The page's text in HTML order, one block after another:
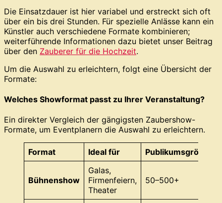
Die Einsatzdauer ist hier variabel und erstreckt sich oft
über ein bis drei Stunden. Für spezielle Anlässe kann ein
Künstler auch verschiedene Formate kombinieren;
weiterführende Informationen dazu bietet unser Beitrag
über den Zauberer für die Hochzeit.
Um die Auswahl zu erleichtern, folgt eine Übersicht der
Formate:
Welches Showformat passt zu Ihrer Veranstaltung?
Ein direkter Vergleich der gängigsten Zaubershow-
Formate, um Eventplanern die Auswahl zu erleichtern.
Format Ideal für Publikumsgröße
Bühnenshow
Galas,
Firmenfeiern,
Theater
50–500+